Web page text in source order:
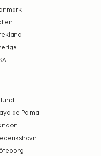
de Palma